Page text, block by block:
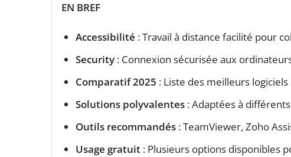
EN BREF
Accessibilité : Travail à distance facilité pour
Security : Connexion sécurisée aux
Comparatif 2025 : Liste des meilleurs
Solutions polyvalentes : Adaptées à
Outils recommandés : TeamViewer, Zoho
Usage gratuit : Plusieurs options disponibles